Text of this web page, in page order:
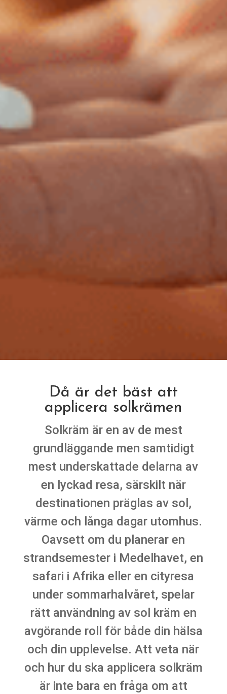
Då är det bäst att
applicera solkrämen
Solkräm är en av de mest
grundläggande men samtidigt
mest underskattade delarna av
en lyckad resa, särskilt när
destinationen präglas av sol,
värme och långa dagar utomhus.
Oavsett om du planerar en
strandsemester i Medelhavet, en
safari i Afrika eller en cityresa
under sommarhalvåret, spelar
rätt användning av sol kräm en
avgörande roll för både din hälsa
och din upplevelse. Att veta när
och hur du ska applicera solkräm
är inte bara en fråga om att